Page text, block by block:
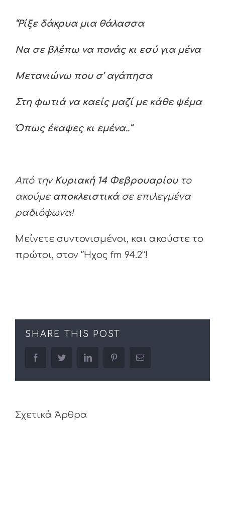
“Ρίξε δάκρυα μια θάλασσα
Να σε βλέπω να πονάς κι εσύ για μένα
Μετανιώνω που σ’ αγάπησα
Στη φωτιά να καείς μαζί με κάθε ψέμα
Όπως έκαψες κι εμένα..”
Από την Κυριακή 14 Φεβρουαρίουτο
ακούμε αποκλειστικάσε επιλεγμένα
ραδιόφωνα!
Μείνετε συντονισμένοι, και ακούστε το
πρώτοι, στον “Ήχος fm 94.2”!
SHARE THIS POST
facebooktwitter linkedin pinterestEmail
Σχετικά Άρθρα